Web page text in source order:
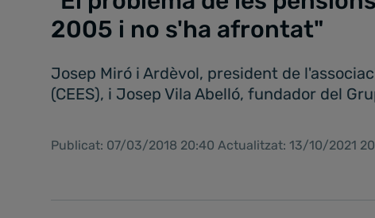
2005 i no s'ha afrontat"
Josep Miró i Ardèvol, president de
(CEES), i Josep Vila Abelló, fundador del
Publicat: 07/03/2018 20:40 Actualitzat: 13/10/2021